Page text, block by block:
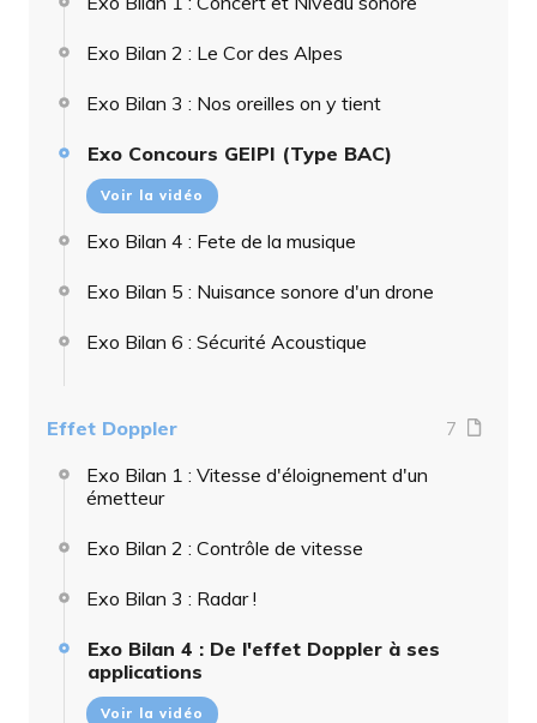
Exo Bilan 2 : Le Cor des Alpes
Exo Bilan 3 : Nos oreilles on y tient
Exo Concours GEIPI (Type BAC)
Voir la vidéo
Exo Bilan 4 : Fete de la musique
Exo Bilan 5 : Nuisance sonore d'un drone
Exo Bilan 6 : Sécurité Acoustique
Effet Doppler 7
Exo Bilan 1 : Vitesse d'éloignement d'un
émetteur
Exo Bilan 2 : Contrôle de vitesse
Exo Bilan 3 : Radar !
Exo Bilan 4 : De l'effet Doppler à ses
applications
Voir la vidéo